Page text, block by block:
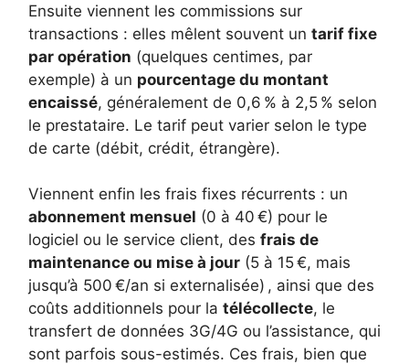
Ensuite viennent les commissions sur
transactions : elles mêlent souvent un tarif fixe
par opération (quelques centimes, par
exemple) à un pourcentage du montant
encaissé, généralement de 0,6 % à 2,5 % selon
le prestataire. Le tarif peut varier selon le type
de carte (débit, crédit, étrangère).
Viennent enfin les frais fixes récurrents : un
abonnement mensuel (0 à 40 €) pour le
logiciel ou le service client, des frais de
maintenance ou mise à jour (5 à 15 €, mais
jusqu’à 500 €/an si externalisée) , ainsi que des
coûts additionnels pour la télécollecte, le
transfert de données 3G/4G ou l’assistance, qui
sont parfois sous-estimés. Ces frais, bien que